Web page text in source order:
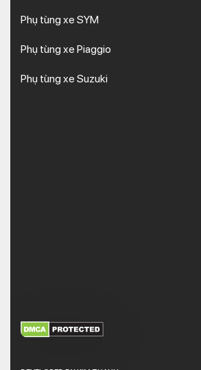
Phụ tùng xe SYM
Phụ tùng xe Piaggio
Phụ tùng xe Suzuki
XEM THÊM